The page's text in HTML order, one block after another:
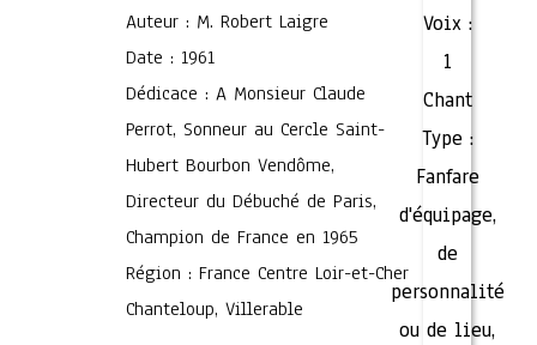
Auteur : M. Robert Laigre
Date : 1961
Dédicace : A Monsieur Claude
Perrot, Sonneur au Cercle Saint-
Hubert Bourbon Vendôme,
Directeur du Débuché de Paris,
Champion de France en 1965
Région : France Centre Loir-et-Cher
Chanteloup, Villerable
Voix :
1
Chant
Type :
Fanfare
d'équipage,
de
personnalité
ou de lieu,